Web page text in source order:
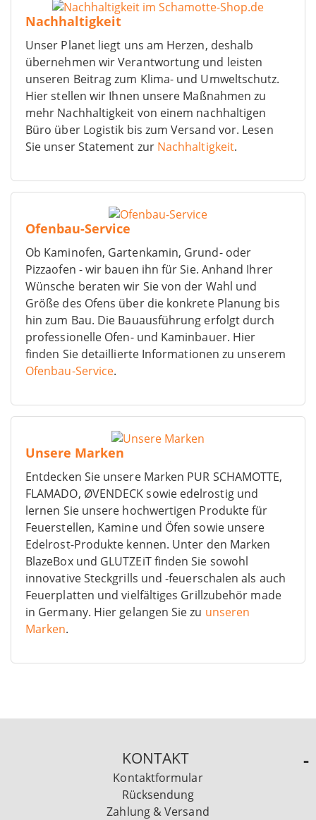
Nachhaltigkeit
Unser Planet liegt uns am Herzen, deshalb
übernehmen wir Verantwortung und leisten
unseren Beitrag zum Klima- und Umweltschutz.
Hier stellen wir Ihnen unsere Maßnahmen zu
mehr Nachhaltigkeit von einem nachhaltigen
Büro über Logistik bis zum Versand vor. Lesen
Sie unser Statement zur Nachhaltigkeit.
Ofenbau-Service
Ob Kaminofen, Gartenkamin, Grund- oder
Pizzaofen - wir bauen ihn für Sie. Anhand Ihrer
Wünsche beraten wir Sie von der Wahl und
Größe des Ofens über die konkrete Planung bis
hin zum Bau. Die Bauausführung erfolgt durch
professionelle Ofen- und Kaminbauer. Hier
finden Sie detaillierte Informationen zu unserem
Ofenbau-Service.
Unsere Marken
Entdecken Sie unsere Marken PUR SCHAMOTTE,
FLAMADO, ØVENDECK sowie edelrostig und
lernen Sie unsere hochwertigen Produkte für
Feuerstellen, Kamine und Öfen sowie unsere
Edelrost-Produkte kennen. Unter den Marken
BlazeBox und GLUTZEiT finden Sie sowohl
innovative Steckgrills und -feuerschalen als auch
Feuerplatten und vielfältiges Grillzubehör made
in Germany. Hier gelangen Sie zu unseren
Marken.
KONTAKT
Kontaktformular
Rücksendung
Zahlung & Versand